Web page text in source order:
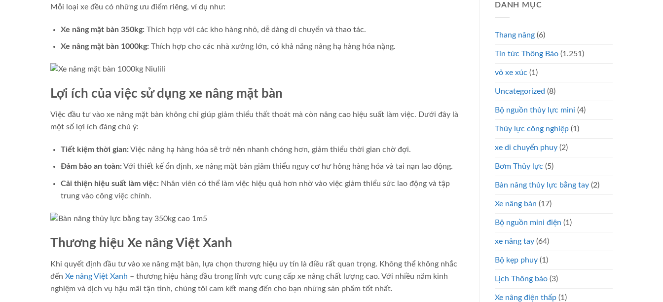
Mỗi loại xe đều có những ưu điểm riêng, ví dụ như:
Xe nâng mặt bàn 350kg: Thích hợp với các kho hàng nhỏ, dễ dàng di chuyển và thao tác.
Xe nâng mặt bàn 1000kg: Thích hợp cho các nhà xưởng lớn, có khả năng nâng hạ hàng hóa nặng.
Lợi ích của việc sử dụng xe nâng mặt bàn
Việc đầu tư vào xe nâng mặt bàn không chỉ giúp giảm thiểu thất thoát mà còn nâng cao hiệu suất làm việc. Dưới đây là
một số lợi ích đáng chú ý:
Tiết kiệm thời gian: Việc nâng hạ hàng hóa sẽ trở nên nhanh chóng hơn, giảm thiểu thời gian chờ đợi.
Đảm bảo an toàn: Với thiết kế ổn định, xe nâng mặt bàn giảm thiểu nguy cơ hư hỏng hàng hóa và tai nạn lao động.
Cải thiện hiệu suất làm việc: Nhân viên có thể làm việc hiệu quả hơn nhờ vào việc giảm thiểu sức lao động và tập
trung vào công việc chính.
Thương hiệu Xe nâng Việt Xanh
Khi quyết định đầu tư vào xe nâng mặt bàn, lựa chọn thương hiệu uy tín là điều rất quan trọng. Không thể không nhắc
đến Xe nâng Việt Xanh – thương hiệu hàng đầu trong lĩnh vực cung cấp xe nâng chất lượng cao. Với nhiều năm kinh
nghiệm và dịch vụ hậu mãi tận tình, chúng tôi cam kết mang đến cho bạn những sản phẩm tốt nhất.
DANH MỤC
Thang nâng (6)
Tin tức Thông Báo (1.251)
vỏ xe xúc (1)
Uncategorized (8)
Bộ nguồn thủy lực mini (4)
Thủy lực công nghiệp (1)
xe di chuyển phuy (2)
Bơm Thủy lực (5)
Bàn nâng thủy lực bằng tay (2)
Xe nâng bàn (17)
Bộ nguồn mini điện (1)
xe nâng tay (64)
Bộ kẹp phuy (1)
Lịch Thông báo (3)
Xe nâng điện thấp (1)